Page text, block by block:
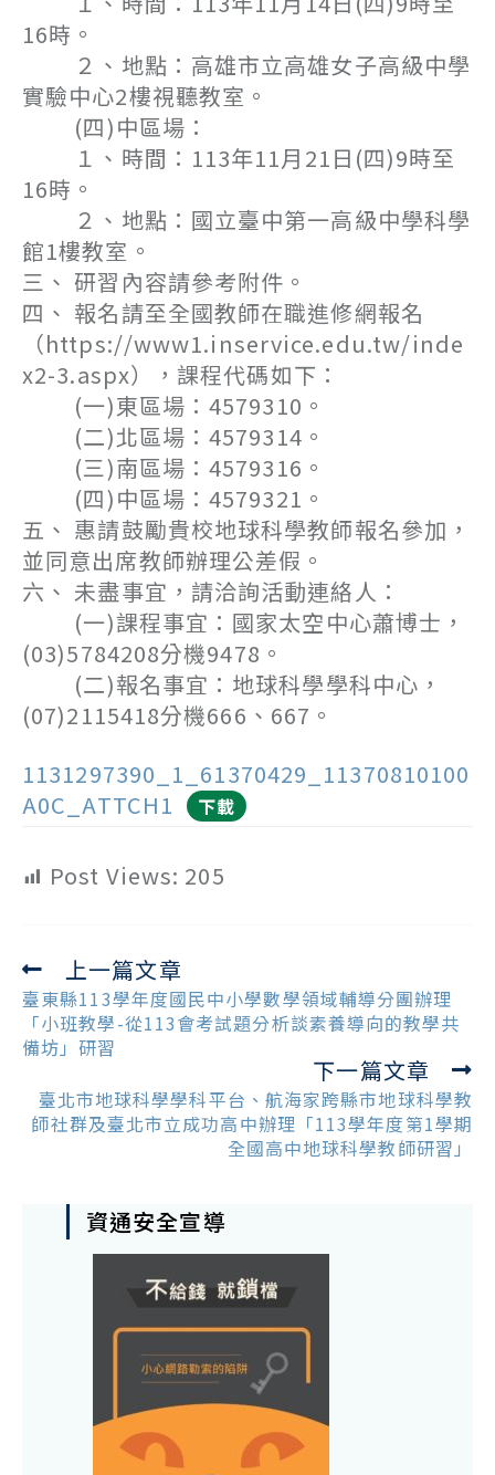
16時。
２、地點：高雄市立高雄女子高級中學
實驗中心2樓視聽教室。
(四)中區場：
１、時間：113年11月21日(四)9時至
16時。
２、地點：國立臺中第一高級中學科學
館1樓教室。
三、 研習內容請參考附件。
四、 報名請至全國教師在職進修網報名
（https://www1.inservice.edu.tw/inde
x2-3.aspx），課程代碼如下：
(一)東區場：4579310。
(二)北區場：4579314。
(三)南區場：4579316。
(四)中區場：4579321。
五、 惠請鼓勵貴校地球科學教師報名參加，
並同意出席教師辦理公差假。
六、 未盡事宜，請洽詢活動連絡人：
(一)課程事宜：國家太空中心蕭博士，
(03)5784208分機9478。
(二)報名事宜：地球科學學科中心，
(07)2115418分機666、667。
1131297390_1_61370429_11370810100
A0C_ATTCH1
下載
Post Views: 205
Read
more
articles
上一篇文章
臺東縣113學年度國民中小學數學領域輔導分團辦理
「小班教學-從113會考試題分析談素養導向的教學共
備坊」研習
下一篇文章
臺北市地球科學學科平台、航海家跨縣市地球科學教
師社群及臺北市立成功高中辦理「113學年度第1學期
全國高中地球科學教師研習」
資通安全宣導